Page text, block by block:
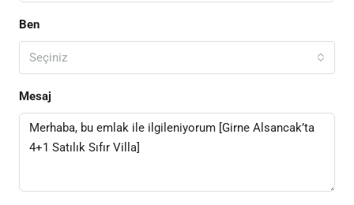
Ben
Seçiniz
Mesaj